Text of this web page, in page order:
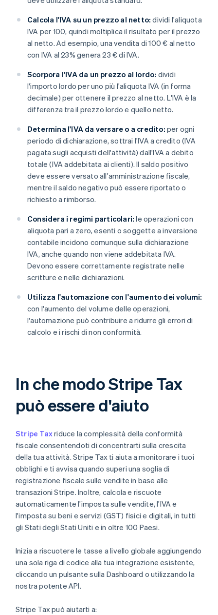
Calcola l'IVA su un prezzo al netto: dividi l'aliquota
IVA per 100, quindi moltiplica il risultato per il prezzo
al netto. Ad esempio, una vendita di 100 € al netto
con IVA al 23% genera 23 € di IVA.
Scorpora l'IVA da un prezzo al lordo: dividi
l'importo lordo per uno più l'aliquota IVA (in forma
decimale) per ottenere il prezzo al netto. L'IVA è la
differenza tra il prezzo lordo e quello netto.
Determina l'IVA da versare o a credito: per ogni
periodo di dichiarazione, sottrai l'IVA a credito (IVA
pagata sugli acquisti dell'attività) dall'IVA a debito
totale (IVA addebitata ai clienti). Il saldo positivo
deve essere versato all'amministrazione fiscale,
mentre il saldo negativo può essere riportato o
richiesto a rimborso.
Considera i regimi particolari: le operazioni con
aliquota pari a zero, esenti o soggette a inversione
contabile incidono comunque sulla dichiarazione
IVA, anche quando non viene addebitata IVA.
Devono essere correttamente registrate nelle
scritture e nelle dichiarazioni.
Utilizza l'automazione con l'aumento dei volumi:
con l'aumento del volume delle operazioni,
l'automazione può contribuire a ridurre gli errori di
calcolo e i rischi di non conformità.
In che modo Stripe Tax
può essere d'aiuto
Stripe Taxriduce la complessità della conformità
fiscale consentendoti di concentrarti sulla crescita
della tua attività. Stripe Tax ti aiuta a monitorare i tuoi
obblighi e ti avvisa quando superi una soglia di
registrazione fiscale sulle vendite in base alle
transazioni Stripe. Inoltre, calcola e riscuote
automaticamente l'imposta sulle vendite, l'IVA e
l'imposta su beni e servizi (GST) fisici e digitali, in tutti
gli Stati degli Stati Uniti e in oltre 100 Paesi.
Inizia a riscuotere le tasse a livello globale aggiungendo
una sola riga di codice alla tua integrazione esistente,
cliccando un pulsante sulla Dashboard o utilizzando la
nostra potente API.
Stripe Tax può aiutarti a: